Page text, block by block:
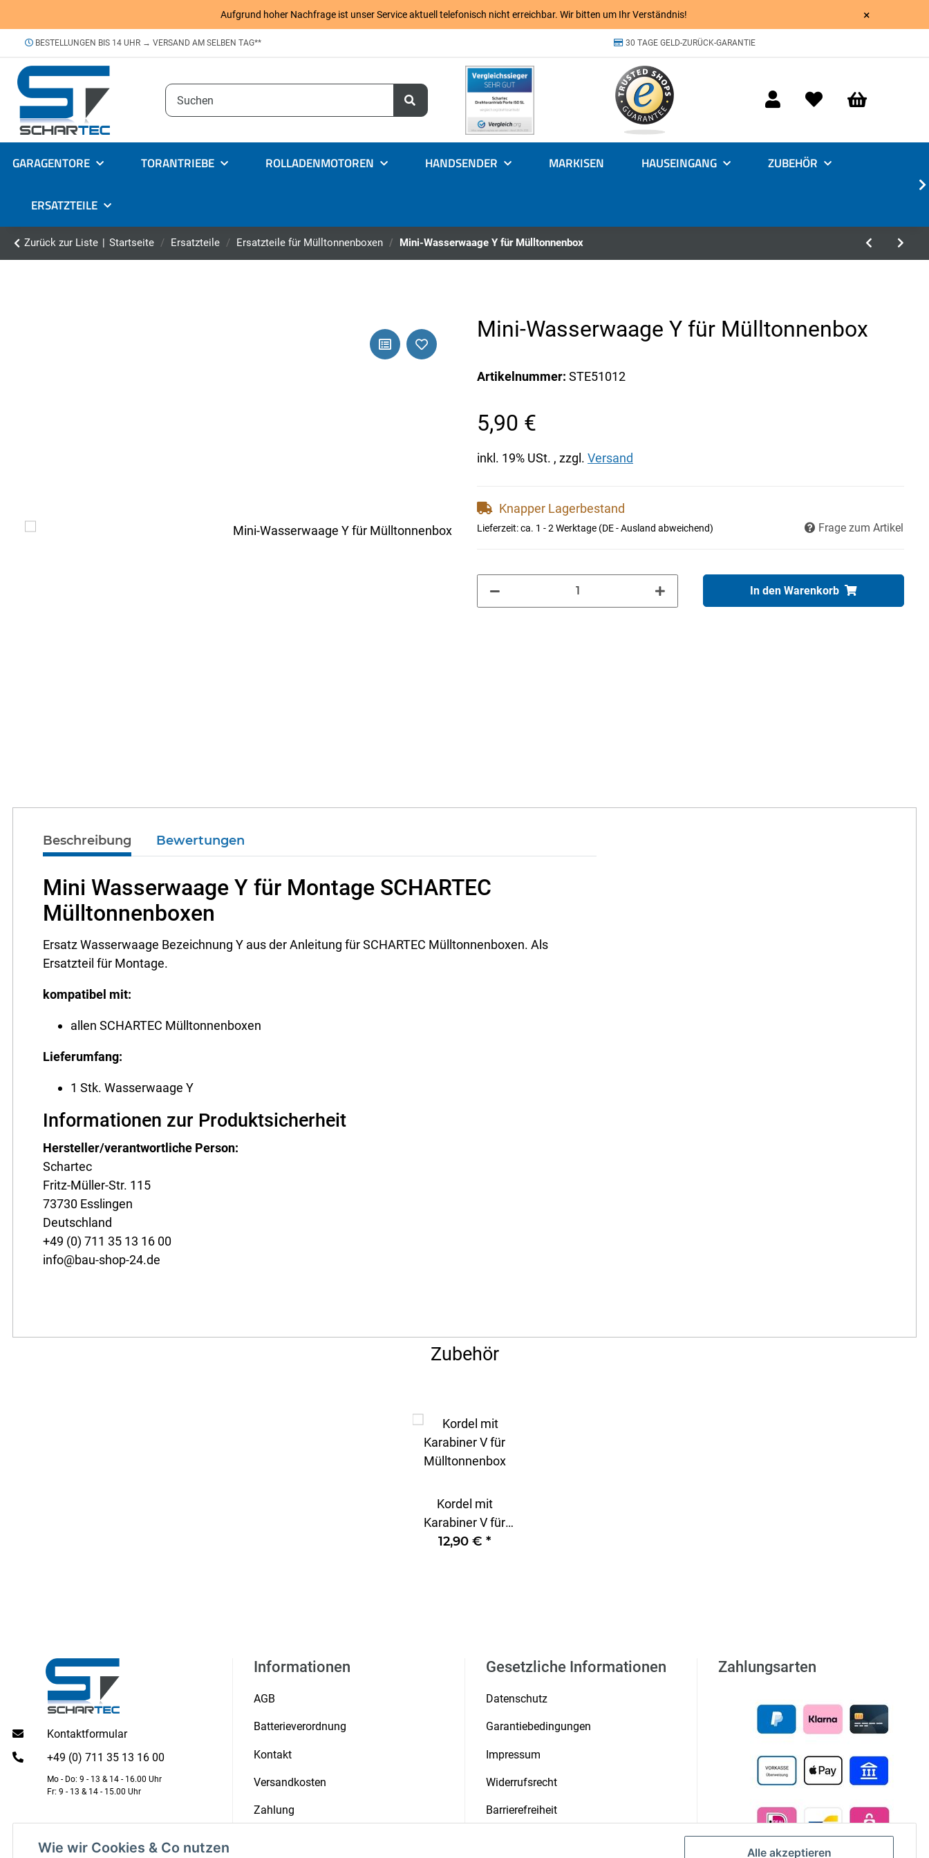
Alle akzeptieren
Wie wir Cookies & Co nutzen
Aufgrund hoher Nachfrage ist unser Service aktuell telefonisch nicht erreichbar. Wir bitten um Ihr Verständnis! ×
BESTELLUNGEN BIS 14 UHR → VERSAND AM SELBEN TAG** 30 TAGE GELD-ZURÜCK-GARANTIE
GARAGENTORE TORANTRIEBE ROLLADENMOTOREN HANDSENDER MARKISEN HAUSEINGANG ZUBEHÖR
ERSATZTEILE
Zurück zur Liste Startseite Ersatzteile Ersatzteile für Mülltonnenboxen Mini-Wasserwaage Y für Mülltonnenbox
Mini-Wasserwaage Y für Mülltonnenbox
Artikelnummer: STE51012
5,90 €
inkl. 19% USt. , zzgl. Versand
Knapper Lagerbestand
Lieferzeit:ca. 1 - 2 Werktage (DE - Ausland abweichend) Frage zum Artikel
In den Warenkorb
Beschreibung Bewertungen
Mini Wasserwaage Y für Montage SCHARTEC
Mülltonnenboxen
Ersatz Wasserwaage Bezeichnung Y aus der Anleitung für SCHARTEC Mülltonnenboxen. Als
Ersatzteil für Montage.
kompatibel mit:
allen SCHARTEC Mülltonnenboxen
Lieferumfang:
1 Stk. Wasserwaage Y
Informationen zur Produktsicherheit
Hersteller/verantwortliche Person:
Schartec
Fritz-Müller-Str. 115
73730 Esslingen
Deutschland
+49 (0) 711 35 13 16 00
info@bau-shop-24.de
Zubehör
Kordel mit
Karabiner V für
Mülltonnenbox
12,90 € *
Kontaktformular
+49 (0) 711 35 13 16 00
Mo - Do: 9 - 13 & 14 - 16.00 Uhr
Fr: 9 - 13 & 14 - 15.00 Uhr
Informationen
AGB
Batterieverordnung
Kontakt
Versandkosten
Zahlung
Gesetzliche Informationen
Datenschutz
Garantiebedingungen
Impressum
Widerrufsrecht
Barrierefreiheit
Zahlungsarten